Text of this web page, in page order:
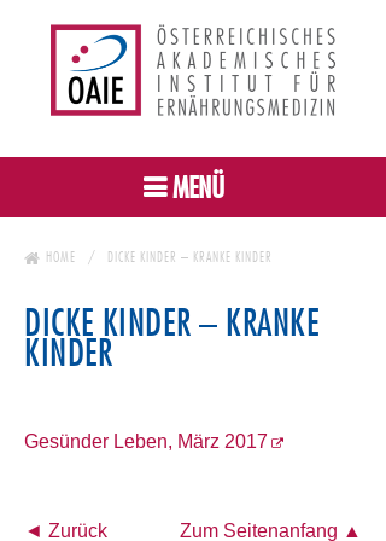
MENÜ
HOME DICKE KINDER – KRANKE KINDER
DICKE KINDER – KRANKE
KINDER
Gesünder Leben, März 2017
◄ Zurück Zum Seitenanfang ▲